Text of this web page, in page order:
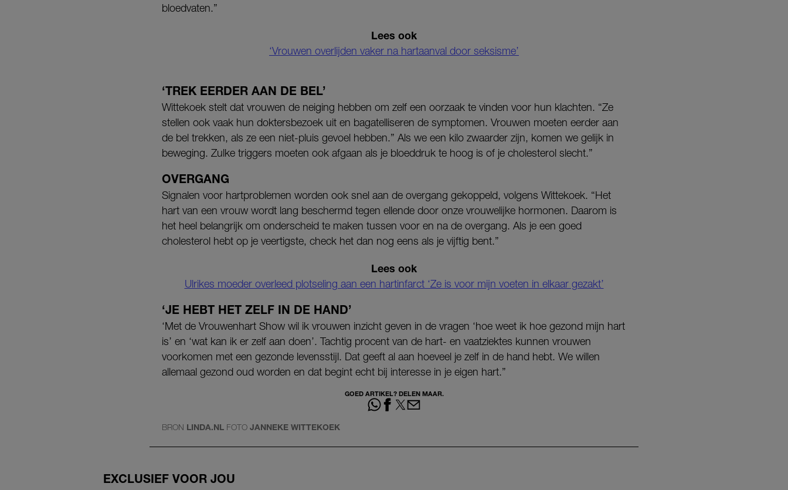
bloedvaten.”
Lees ook
‘Vrouwen overlijden vaker na hartaanval door seksisme’
‘TREK EERDER AAN DE BEL’
Wittekoek stelt dat vrouwen de neiging hebben om zelf een oorzaak te vinden voor hun klachten. “Ze
stellen ook vaak hun doktersbezoek uit en bagatelliseren de symptomen. Vrouwen moeten eerder aan
de bel trekken, als ze een niet-pluis gevoel hebben.” Als we een kilo zwaarder zijn, komen we gelijk in
beweging. Zulke triggers moeten ook afgaan als je bloeddruk te hoog is of je cholesterol slecht.”
OVERGANG
Signalen voor hartproblemen worden ook snel aan de overgang gekoppeld, volgens Wittekoek. “Het
hart van een vrouw wordt lang beschermd tegen ellende door onze vrouwelijke hormonen. Daarom is
het heel belangrijk om onderscheid te maken tussen voor en na de overgang. Als je een goed
cholesterol hebt op je veertigste, check het dan nog eens als je vijftig bent.”
Lees ook
Ulrikes moeder overleed plotseling aan een hartinfarct ‘Ze is voor mijn voeten in elkaar gezakt’
‘JE HEBT HET ZELF IN DE HAND’
‘Met de Vrouwenhart Show wil ik vrouwen inzicht geven in de vragen ‘hoe weet ik hoe gezond mijn hart
is’ en ‘wat kan ik er zelf aan doen’. Tachtig procent van de hart- en vaatziektes kunnen vrouwen
voorkomen met een gezonde levensstijl. Dat geeft al aan hoeveel je zelf in de hand hebt. We willen
allemaal gezond oud worden en dat begint echt bij interesse in je eigen hart.”
GOED ARTIKEL? DELEN MAAR.
BRON LINDA.NL FOTO JANNEKE WITTEKOEK
EXCLUSIEF VOOR JOU